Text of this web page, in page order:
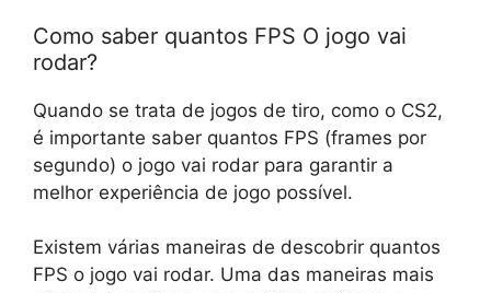
Como saber quantos FPS O jogo vai
rodar?
Quando se trata de jogos de tiro, como o CS2,
é importante saber quantos FPS (frames por
segundo) o jogo vai rodar para garantir a
melhor experiência de jogo possível.
Existem várias maneiras de descobrir quantos
FPS o jogo vai rodar. Uma das maneiras mais